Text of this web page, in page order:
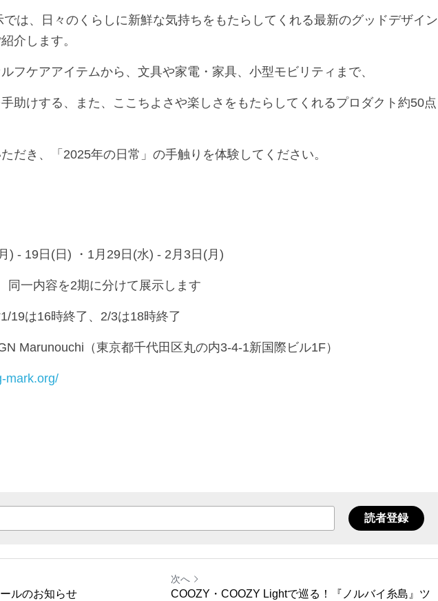
は、日々のくらしに新鮮な気持ちをもたらしてくれる最新のグッドデザイン
介します。
フケアアイテムから、文具や家電・家具、小型モビリティまで、
助けする、また、ここちよさや楽しさをもたらしてくれるプロダクト約50点
だき、「2025年の日常」の手触りを体験してください。
) - 19日(日) ・1月29日(水) - 2月3日(月)
、同一内容を2期に分けて展示します
19は16時終了、2/3は18時終了
Marunouchi（東京都千代田区丸の内3-4-1新国際ビル1F）
mark.org/
読者登録
ルのお知らせ
次へ
COOZY・COOZY Lightで巡る！『ノルバイ糸島』ツ